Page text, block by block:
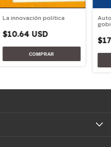
La innovación política
$10.64 USD